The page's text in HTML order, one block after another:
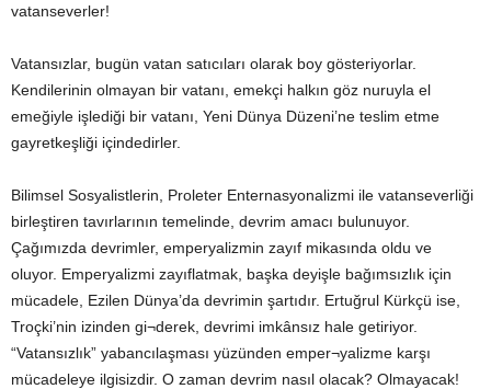
vatanseverler!
Vatansızlar, bugün vatan satıcıları olarak boy gösteriyorlar.
Kendilerinin olmayan bir vatanı, emekçi halkın göz nuruyla el
emeğiyle işlediği bir vatanı, Yeni Dünya Düzeni’ne teslim etme
gayretkeşliği içindedirler.
Bilimsel Sosyalistlerin, Proleter Enternasyonalizmi ile vatanseverliği
birleştiren tavırlarının temelinde, devrim amacı bulunuyor.
Çağımızda devrimler, emperyalizmin zayıf mikasında oldu ve
oluyor. Emperyalizmi zayıflatmak, başka deyişle bağımsızlık için
mücadele, Ezilen Dünya’da devrimin şartıdır. Ertuğrul Kürkçü ise,
Troçki’nin izinden gi¬derek, devrimi imkânsız hale getiriyor.
“Vatansızlık” yabancılaşması yüzünden emper¬yalizme karşı
mücadeleye ilgisizdir. O zaman devrim nasıl olacak? Olmayacak!